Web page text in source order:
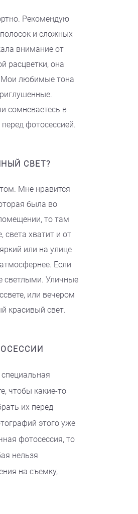
Рекомендую
и сложных
внимание от
расцветки, она
Мои любимые тона
сомневаетесь в
фотосессией.
СВЕТ?
Мне нравится
была во
то там
хватит и от
или на улице
Если
светлыми. Уличные
или вечером
красивый свет.
чтобы какие-то
их перед
этого уже
фотосессия, то
нельзя
на съемку,